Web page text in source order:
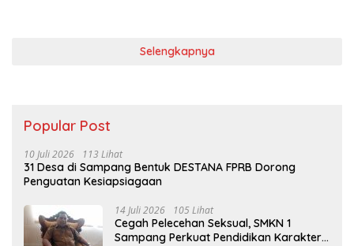
Selengkapnya
Popular Post
10 Juli 2026 113 Lihat
31 Desa di Sampang Bentuk DESTANA FPRB Dorong
Penguatan Kesiapsiagaan
14 Juli 2026 105 Lihat
Cegah Pelecehan Seksual, SMKN 1
Sampang Perkuat Pendidikan Karakter